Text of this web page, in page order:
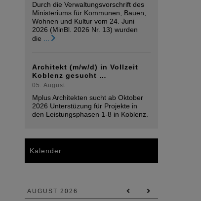
Durch die Verwaltungsvorschrift des
Ministeriums für Kommunen, Bauen,
Wohnen und Kultur vom 24. Juni
2026 (MinBl. 2026 Nr. 13) wurden
die
Architekt (m/w/d) in Vollzeit
Koblenz gesucht …
05. August
Mplus Architekten sucht ab Oktober
2026 Unterstüzung für Projekte in
den Leistungsphasen 1-8 in Koblenz.
Kalender
AUGUST 2026